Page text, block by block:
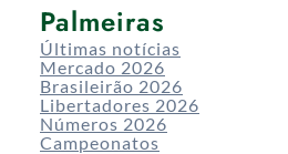
Palmeiras
Últimas notícias
Mercado 2026
Brasileirão 2026
Libertadores 2026
Números 2026
Campeonatos